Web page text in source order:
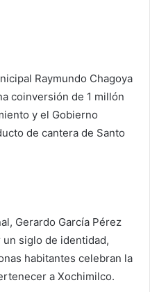
Raymundo Chagoya
coinversión de 1 millón
y el Gobierno
de cantera de Santo
Gerardo García Pérez
siglo de identidad,
habitantes celebran la
a Xochimilco.